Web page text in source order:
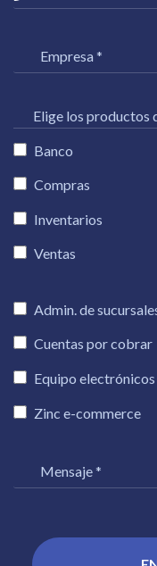
Elige los productos
Banco
Compras
Inventarios
Ventas
Admin. de
Cuentas por cobrar
Equipo electrónicos
Zinc e-commerce